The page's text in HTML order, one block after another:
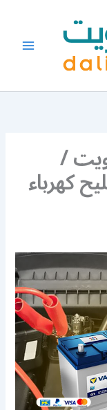
/
كهرباء